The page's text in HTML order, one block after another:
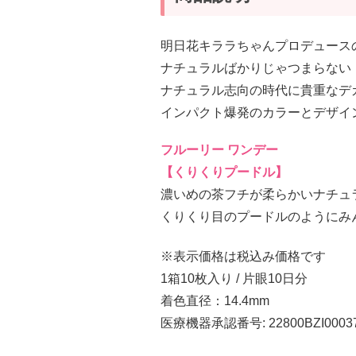
明日花キララちゃんプロデュー
ナチュラルばかりじゃつまらな
ナチュラル志向の時代に貴重な
インパクト爆発のカラーとデザ
フルーリー ワンデー
【くりくりプードル】
濃いめの茶フチが柔らかいナチュ
くりくり目のプードルのように
※表示価格は税込み価格です
1箱10枚入り / 片眼10日分
着色直径：14.4mm
医療機器承認番号: